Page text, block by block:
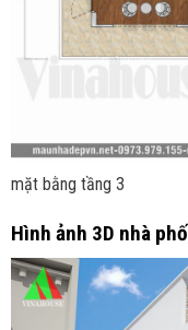
mặt bằng tầng 3
Hình ảnh 3D nhà